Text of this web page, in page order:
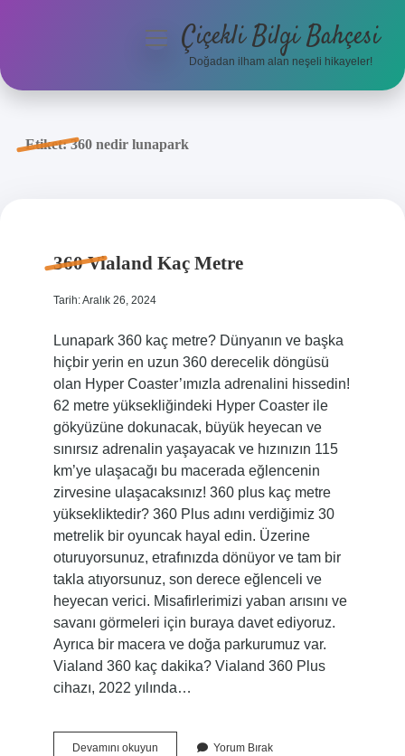
Anasayfa
menüyüÇiçekli Bilgi Bahçesi
Doğadan ilham alan neşeli hikayeler!
Etiket:360 nedir lunapark
360 Vialand Kaç Metre
Tarih: Aralık 26, 2024
Lunapark 360 kaç metre? Dünyanın ve başka
hiçbir yerin en uzun 360 derecelik döngüsü
olan Hyper Coaster’ımızla adrenalini hissedin!
62 metre yüksekliğindeki Hyper Coaster ile
gökyüzüne dokunacak, büyük heyecan ve
sınırsız adrenalin yaşayacak ve hızınızın 115
km’ye ulaşacağı bu macerada eğlencenin
zirvesine ulaşacaksınız! 360 plus kaç metre
yüksekliktedir? 360 Plus adını verdiğimiz 30
metrelik bir oyuncak hayal edin. Üzerine
oturuyorsunuz, etrafınızda dönüyor ve tam bir
takla atıyorsunuz, son derece eğlenceli ve
heyecan verici. Misafirlerimizi yaban arısını ve
savanı görmeleri için buraya davet ediyoruz.
Ayrıca bir macera ve doğa parkurumuz var.
Vialand 360 kaç dakika? Vialand 360 Plus
cihazı, 2022 yılında…
Devamını okuyun360
Yorum Bırak